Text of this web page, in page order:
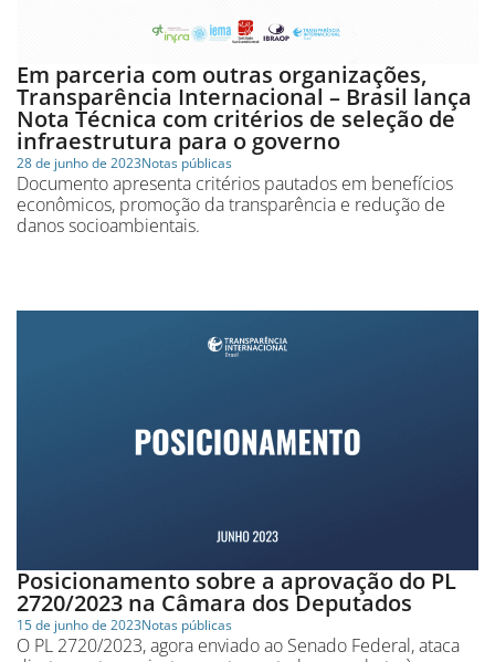
Em parceria com outras organizações,
Transparência Internacional – Brasil lança
Nota Técnica com critérios de seleção de
infraestrutura para o governo
28 de junho de 2023Notas públicas
Documento apresenta critérios pautados em benefícios
econômicos, promoção da transparência e redução de
danos socioambientais.
Posicionamento sobre a aprovação do PL
2720/2023 na Câmara dos Deputados
15 de junho de 2023Notas públicas
O PL 2720/2023, agora enviado ao Senado Federal, ataca